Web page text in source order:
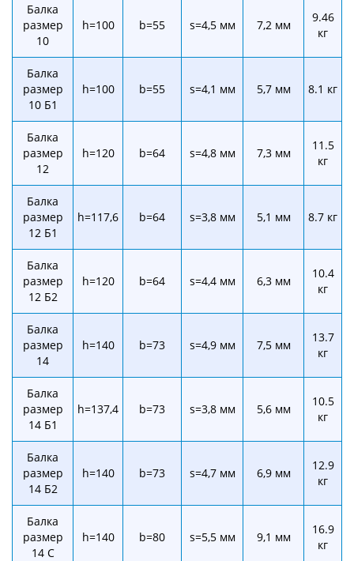
Балка
размер
10
h=100 b=55 s=4,5 мм 7,2 мм
9.46
кг
Балка
размер
10 Б1
h=100 b=55 s=4,1 мм 5,7 мм 8.1 кг
Балка
размер
12
h=120 b=64 s=4,8 мм 7,3 мм
11.5
кг
Балка
размер
12 Б1
h=117,6 b=64 s=3,8 мм 5,1 мм 8.7 кг
Балка
размер
12 Б2
h=120 b=64 s=4,4 мм 6,3 мм
10.4
кг
Балка
размер
14
h=140 b=73 s=4,9 мм 7,5 мм
13.7
кг
Балка
размер
14 Б1
h=137,4 b=73 s=3,8 мм 5,6 мм
10.5
кг
Балка
размер
14 Б2
h=140 b=73 s=4,7 мм 6,9 мм
12.9
кг
Балка
размер
14 С
h=140 b=80 s=5,5 мм 9,1 мм
16.9
кг